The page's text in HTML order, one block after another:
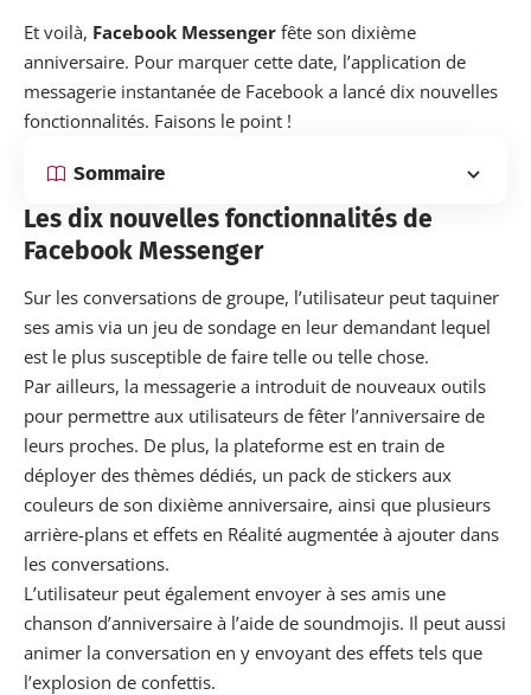
Et voilà, Facebook Messenger fête son dixième
anniversaire. Pour marquer cette date, l’application de
messagerie instantanée de Facebook a lancé dix nouvelles
fonctionnalités. Faisons le point !
Sommaire
Les dix nouvelles fonctionnalités de
Facebook Messenger
Sur les conversations de groupe, l’utilisateur peut taquiner
ses amis via un jeu de sondage en leur demandant lequel
est le plus susceptible de faire telle ou telle chose.
Par ailleurs, la messagerie a introduit de nouveaux outils
pour permettre aux utilisateurs de fêter l’anniversaire de
leurs proches. De plus, la plateforme est en train de
déployer des thèmes dédiés, un pack de stickers aux
couleurs de son dixième anniversaire, ainsi que plusieurs
arrière-plans et effets en Réalité augmentée à ajouter dans
les conversations.
L’utilisateur peut également envoyer à ses amis une
chanson d’anniversaire à l’aide de soundmojis. Il peut aussi
animer la conversation en y envoyant des effets tels que
l’explosion de confettis.